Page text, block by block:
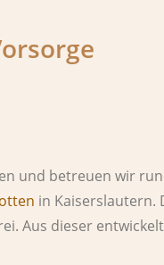
und betreuen wir
in Kaiserslautern.
Aus dieser